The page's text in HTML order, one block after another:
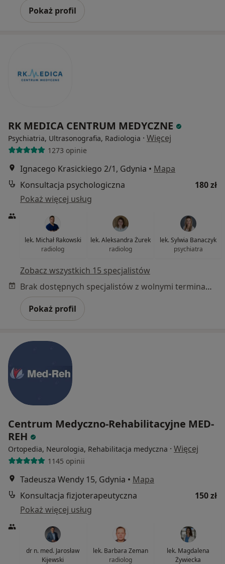
Pokaż profil
RK MEDICA CENTRUM MEDYCZNE
Psychiatria, Ultrasonografia, Radiologia · Więcej
1273 opinie
Ignacego Krasickiego 2/1, Gdynia • Mapa
Konsultacja psychologiczna
180 zł
Pokaż więcej usług
lek. Michał Rakowski
radiolog
lek. Aleksandra Żurek
radiolog
lek. Sylwia Banaczyk
psychiatra
Zobacz wszystkich 15 specjalistów
Brak dostępnych specjalistów z wolnymi terminami w tym centrum medycznym.
Pokaż profil
Centrum Medyczno-Rehabilitacyjne MED-
REH
Ortopedia, Neurologia, Rehabilitacja medyczna · Więcej
1145 opinii
Tadeusza Wendy 15, Gdynia • Mapa
Konsultacja fizjoterapeutyczna
150 zł
Pokaż więcej usług
dr n. med. Jarosław
Kijewski
lek. Barbara Zeman
radiolog
lek. Magdalena
Żywiecka